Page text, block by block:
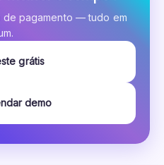
de pagamento — tudo em
grátis
demo